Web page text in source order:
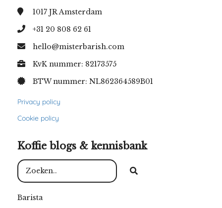
1017 JRAmsterdam
+31 20 808 62 61
hello@misterbarish.com
KvK nummer: 82173575
BTW nummer: NL862364589B01
Privacy policy
Cookie policy
Koffie blogs & kennisbank
Barista